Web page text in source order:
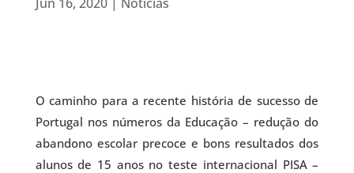
O caminho para a recente história de sucesso de
Portugal nos números da Educação – redução do
abandono escolar precoce e bons resultados dos
alunos de 15 anos no teste internacional PISA –